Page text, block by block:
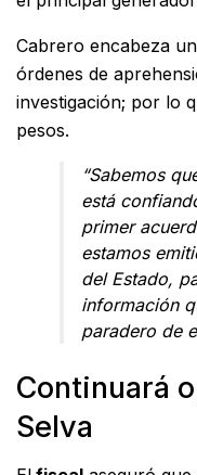
Cabrero encabeza
órdenes de
investigación; por lo
pesos.
“Sabemos
está
primer
estamos
del Estado,
información
paradero de
Continuará
Selva